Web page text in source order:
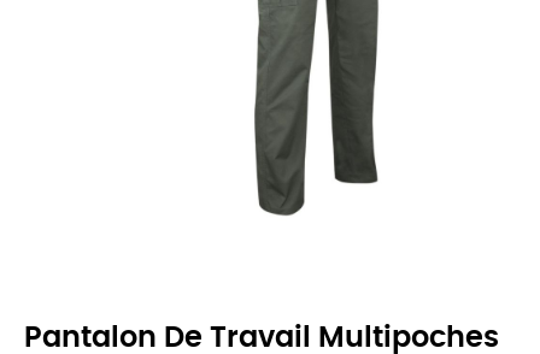
Pantalon De Travail Multipoches